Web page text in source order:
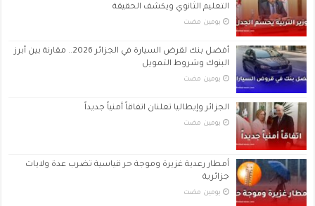
التعليم الثانوي ويكشف الحقيقة
‏يومين مضت
أفضل بنك لقرض السيارة في الجزائر 2026.. مقارنة بين أبرز
البنوك وشروط التمويل
‏يومين مضت
الجزائر وإيطاليا تعلنان اتفاقاً أمنياً جديداً
‏يومين مضت
أمطار رعدية غزيرة وموجة حر قياسية تضرب عدة ولايات
جزائرية
‏يومين مضت